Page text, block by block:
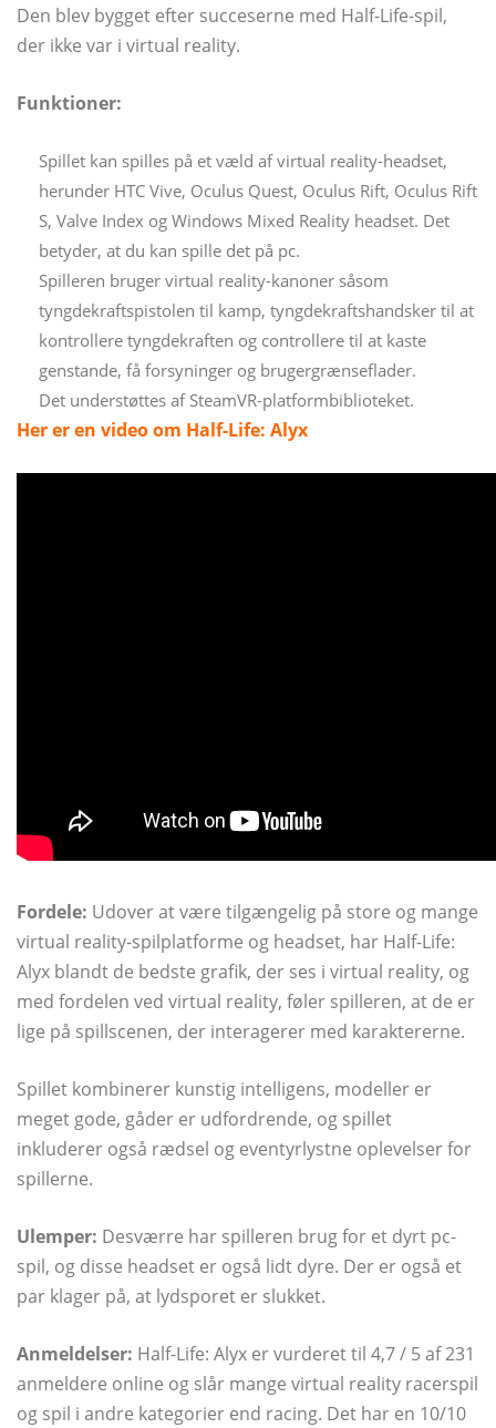
Den blev bygget efter succeserne med Half-Life-spil,
der ikke var i virtual reality.
Funktioner:
Spillet kan spilles på et væld af virtual reality-headset,
herunder HTC Vive, Oculus Quest, Oculus Rift, Oculus Rift
S, Valve Index og Windows Mixed Reality headset. Det
betyder, at du kan spille det på pc.
Spilleren bruger virtual reality-kanoner såsom
tyngdekraftspistolen til kamp, ​​tyngdekraftshandsker til at
kontrollere tyngdekraften og controllere til at kaste
genstande, få forsyninger og brugergrænseflader.
Det understøttes af SteamVR-platformbiblioteket.
Her er en video om Half-Life: Alyx
Fordele: Udover at være tilgængelig på store og mange
virtual reality-spilplatforme og headset, har Half-Life:
Alyx blandt de bedste grafik, der ses i virtual reality, og
med fordelen ved virtual reality, føler spilleren, at de er
lige på spillscenen, der interagerer med karaktererne.
Spillet kombinerer kunstig intelligens, modeller er
meget gode, gåder er udfordrende, og spillet
inkluderer også rædsel og eventyrlystne oplevelser for
spillerne.
Ulemper: Desværre har spilleren brug for et dyrt pc-
spil, og disse headset er også lidt dyre. Der er også et
par klager på, at lydsporet er slukket.
Anmeldelser: Half-Life: Alyx er vurderet til 4,7 / 5 af 231
anmeldere online og slår mange virtual reality racerspil
og spil i andre kategorier end racing. Det har en 10/10